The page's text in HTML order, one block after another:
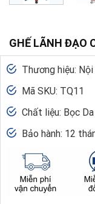
GHẾ LÃNH ĐẠO
Thương hiệu:
Mã SKU: TQ11
Chất liệu: Bọc
Bảo hành: 12